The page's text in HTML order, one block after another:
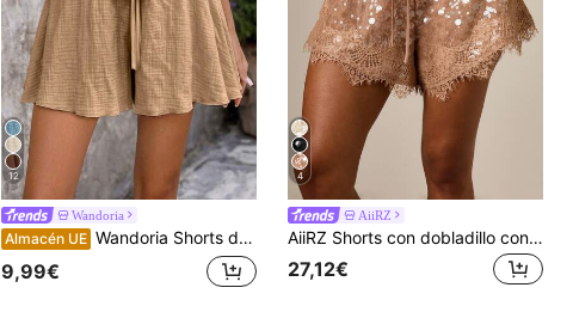
12
Wandoria
Almacén UE Wandoria Shorts de mujer de verano color caqui, tela texturizada, diseño de unicolor, pierna ancha y suelta, estilo casual de vacaciones, bohemio, para viajes, playa, fotografía callejera y estética
9,99€
4
AiiRZ
AiiRZ Shorts con dobladillo con volantes, cintura con cordón y adorno de encaje con lentejuelas, para fiestas de verano y festivales
27,12€